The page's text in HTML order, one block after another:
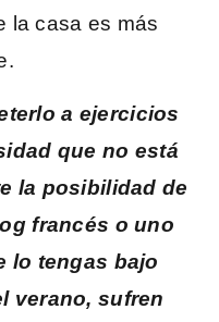
la casa es más
a ejercicios
que no está
la posibilidad de
francés o uno
lo tengas bajo
verano, sufren